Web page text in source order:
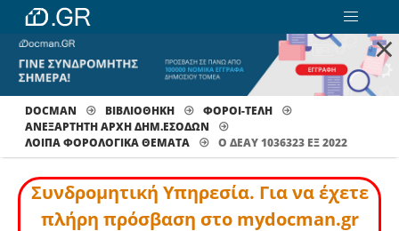
×
DOCMAN ΒΙΒΛΙΟΘΗΚΗ
ΦΟΡΟΙ-ΤΕΛΗ
ΑΝΕΞΑΡΤΗΤΗ ΑΡΧΗ ΔΗΜ.ΕΣΟΔΩΝ
ΛΟΙΠΆ ΦΟΡΟΛΟΓΙΚΆ ΘΈΜΑΤΑ
Ο ΔΕΑΥ 1036323 ΕΞ 2022
Συνδρομητική Υπηρεσία. Για να έχετε
πλήρη πρόσβαση στο mydocman.gr